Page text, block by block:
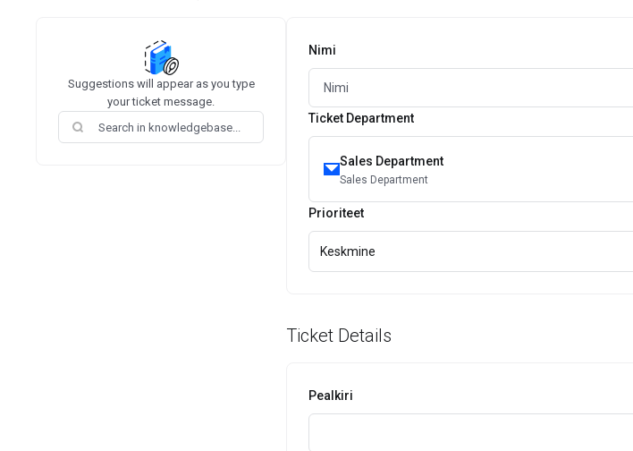
Suggestions will appear as you type
your ticket message.
Nimi
Ticket Department
Sales Department
Sales Department
Prioriteet
Keskmine
Ticket Details
Pealkiri